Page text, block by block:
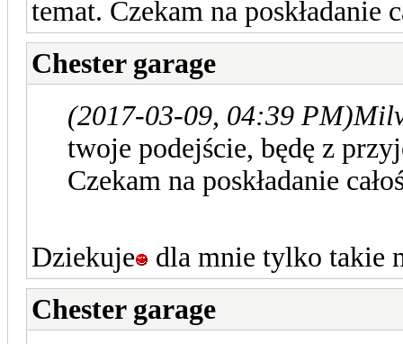
temat. Czekam na poskładanie
Chester garage
(2017-03-09, 04:39 PM)
twoje podejście, będę z
Czekam na poskładanie
Dziekuje
dla mnie tylko takie
Chester garage